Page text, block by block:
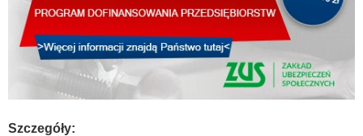
Szczegóły: